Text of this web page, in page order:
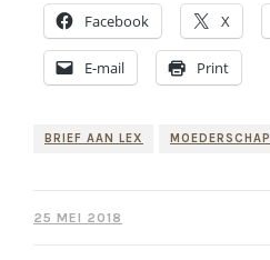
Facebook X
E-mail Print
BRIEF AAN LEX MOEDERSCHAP
25 MEI 2018